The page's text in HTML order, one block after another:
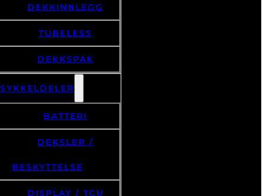
DEKKINNLEGG
TUBELESS
DEKKSPAK
BATTERI
DEKSLER /
BESKYTTELSE
DISPLAY / TCU